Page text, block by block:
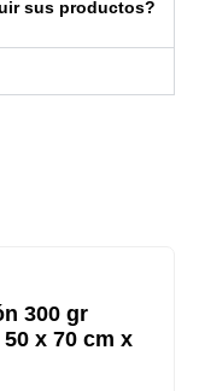
sus productos?
300 gr
x 70 cm x